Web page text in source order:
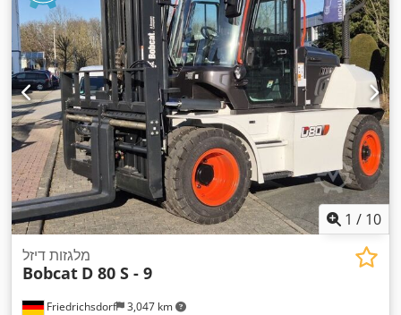
1 / 10
Friedrichsdorf 3,047 km
מלגזות דיזל
Bobcat D 80 S - 9